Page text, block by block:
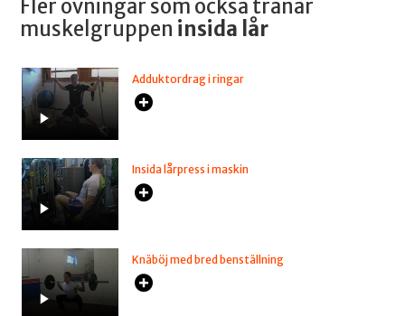
Fler övningar som också tränar
muskelgruppen insida lår
Adduktordrag i ringar
Insida lårpress i maskin
Knäböj med bred benställning